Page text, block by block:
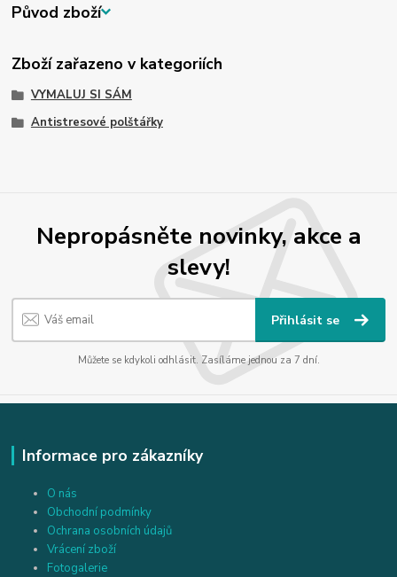
Původ zboží
Zboží zařazeno v kategoriích
VYMALUJ SI SÁM
Antistresové polštářky
Nepropásněte novinky, akce a
slevy!
Přihlásit se
Můžete se kdykoli odhlásit. Zasíláme jednou za 7 dní.
Informace pro zákazníky
O nás
Obchodní podmínky
Ochrana osobních údajů
Vrácení zboží
Fotogalerie